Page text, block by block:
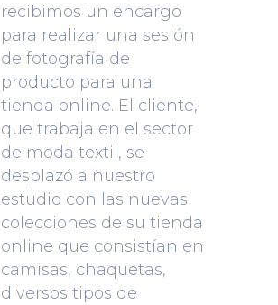
recibimos un encargo
para realizar una sesión
de fotografía de
producto para una
tienda online. El cliente,
que trabaja en el sector
de moda textil, se
desplazó a nuestro
estudio con las nuevas
colecciones de su tienda
online que consistían en
camisas, chaquetas,
diversos tipos de